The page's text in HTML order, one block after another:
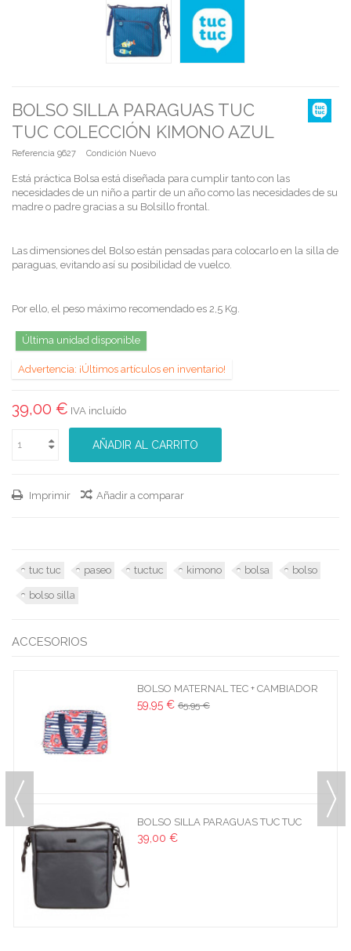
BOLSO SILLA PARAGUAS TUC
TUC COLECCIÓN KIMONO AZUL
Referencia 9627 Condición Nuevo
Está práctica Bolsa está diseñada para cumplir tanto con las
necesidades de un niño a partir de un año como las necesidades de su
madre o padre gracias a su Bolsillo frontal.
Las dimensiones del Bolso están pensadas para colocarlo en la silla de
paraguas, evitando así su posibilidad de vuelco.
Por ello, el peso máximo recomendado es 2,5 Kg.
Última unidad disponible
Advertencia: ¡Últimos artículos en inventario!
39,00 € IVA incluído
AÑADIR AL CARRITO
Imprimir Añadir a comparar
tuc tuc paseo tuctuc kimono bolsa bolso
bolso silla
ACCESORIOS
BOLSO MATERNAL TEC + CAMBIADOR
F.RAIN
59,95 € 65,95 €
BOLSO SILLA PARAGUAS TUC TUC
COLECCIÓN CASUAL GRIS
39,00 €